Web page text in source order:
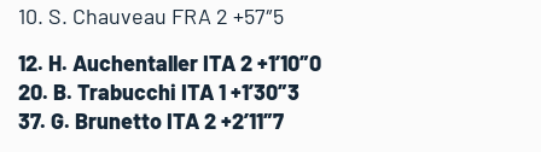
10. S. Chauveau FRA 2 +57″5
12. H. Auchentaller ITA 2 +1’10″0
20. B. Trabucchi ITA 1 +1’30″3
37. G. Brunetto ITA 2 +2’11″7